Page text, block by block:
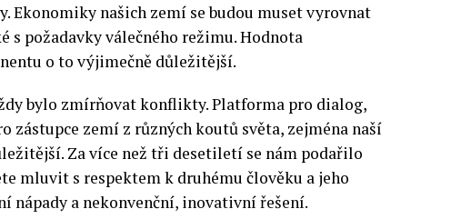
Ekonomiky našich zemí se budou muset vyrovnat
s požadavky válečného režimu. Hodnota
o to výjimečně důležitější.
bylo zmírňovat konflikty. Platforma pro dialog,
zástupce zemí z různých koutů světa, zejména naší
Za více než tři desetiletí se nám podařilo
mluvit s respektem k druhému člověku a jeho
nápady a nekonvenční, inovativní řešení.